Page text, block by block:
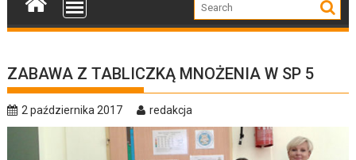
ZABAWA Z TABLICZKĄ MNOŻENIA W SP 5
2 października 2017 redakcja